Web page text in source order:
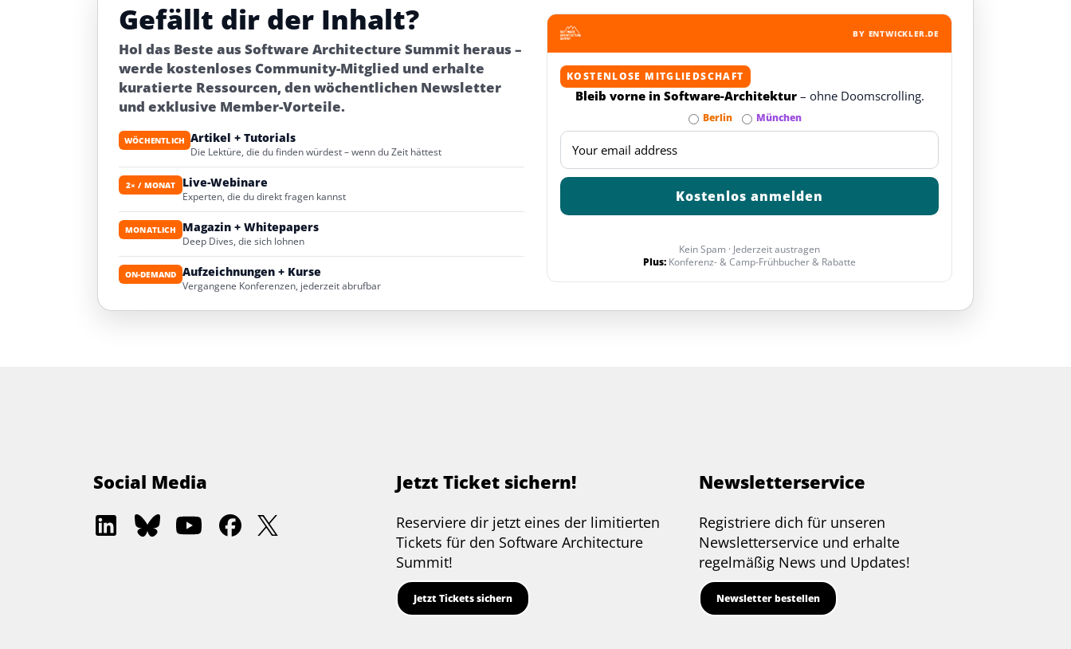
Gefällt dir der Inhalt?
Hol das Beste aus Software Architecture Summit heraus –
werde kostenloses Community-Mitglied und erhalte
kuratierte Ressourcen, den wöchentlichen Newsletter
und exklusive Member-Vorteile.
WÖCHENTLICH Artikel + Tutorials
Die Lektüre, die du finden würdest – wenn du Zeit hättest
2× / MONAT Live-Webinare
Experten, die du direkt fragen kannst
MONATLICH Magazin + Whitepapers
Deep Dives, die sich lohnen
ON-DEMAND Aufzeichnungen + Kurse
Vergangene Konferenzen, jederzeit abrufbar
BY ENTWICKLER.DE
KOSTENLOSE MITGLIEDSCHAFT
Bleib vorne in Software-Architektur – ohne Doomscrolling.
Berlin München
Kein Spam · Jederzeit austragen
Plus: Konferenz- & Camp-Frühbucher & Rabatte
Social Media
Software
Architecture
Software
Architecture
Software
Architecture
Software
Architecture
Jetzt Ticket sichern!
Reserviere dir jetzt eines der limitierten
Tickets für den Software Architecture
Summit!
Jetzt Tickets sichern
Newsletterservice
Registriere dich für unseren
Newsletterservice und erhalte
regelmäßig News und Updates!
Newsletter bestellen